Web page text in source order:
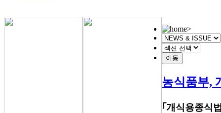
>
이동
농식품부,
｢개식용종식